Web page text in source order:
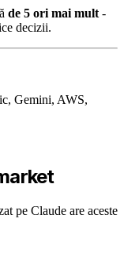
de 5 ori mai mult -
decizii.
Gemini, AWS,
pe Claude are aceste